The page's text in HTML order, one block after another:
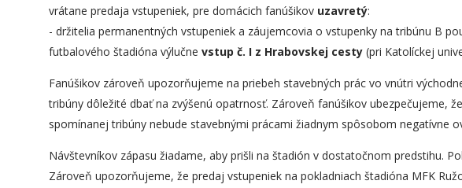
vrátane predaja vstupeniek, pre domácich fanúšikov uzavretý:
- držitelia permanentných vstupeniek a záujemcovia o vstupenky na tribúnu B
futbalového štadióna výlučne vstup č. I z Hrabovskej cesty (pri Katolíckej
Fanúšikov zároveň upozorňujeme na priebeh stavebných prác vo vnútri
tribúny dôležité dbať na zvýšenú opatrnosť. Zároveň fanúšikov ubezpečujeme,
spomínanej tribúny nebude stavebnými prácami žiadnym spôsobom negatívne
Návštevníkov zápasu žiadame, aby prišli na štadión v dostatočnom predstihu.
Zároveň upozorňujeme, že predaj vstupeniek na pokladniach štadióna MFK